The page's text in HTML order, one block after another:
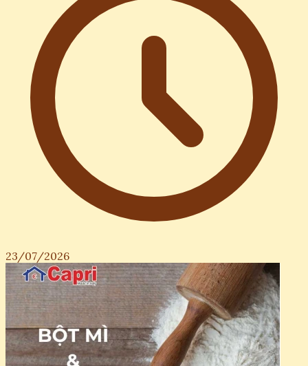
Phân biệt Kế toán Tài chính và Kế toán Quản trị: Đâu
là điểm khác biệt?